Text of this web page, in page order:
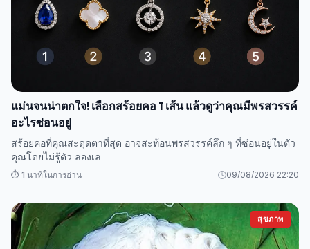
แม่นจนน่าตกใจ! เลือกสร้อยคอ 1 เส้น แล้วดูว่าคุณมีพรสวรรค์
อะไรซ่อนอยู่
สร้อยคอที่คุณสะดุดตาที่สุด อาจสะท้อนพรสวรรค์ลึก ๆ ที่ซ่อนอยู่ในตัว
คุณโดยไม่รู้ตัว ลองเล
⏱️ 1 นาทีในการอ่าน 09/08/2026 22:20
สุขภาพ